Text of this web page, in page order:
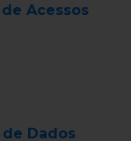
Acessos
Dados